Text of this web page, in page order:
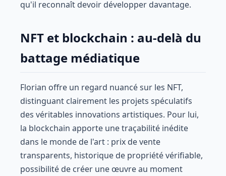
qu'il reconnaît devoir développer davantage.
NFT et blockchain : au-delà du
battage médiatique
Florian offre un regard nuancé sur les NFT,
distinguant clairement les projets spéculatifs
des véritables innovations artistiques. Pour lui,
la blockchain apporte une traçabilité inédite
dans le monde de l'art : prix de vente
transparents, historique de propriété vérifiable,
possibilité de créer une œuvre au moment